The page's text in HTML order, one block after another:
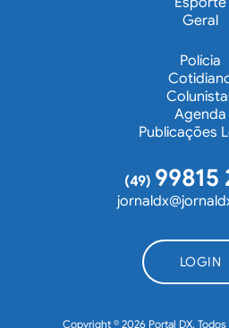
Geral
Polícia
Agenda
Publicações
(49) 99815
LOGIN
Copyright © 2026 Portal DX.